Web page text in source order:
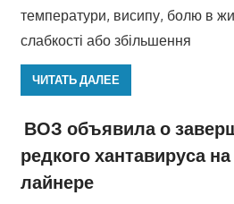
температури, висипу, болю в
слабкості або збільшення
ЧИТАТЬ ДАЛЕЕ
ВОЗ объявила о
редкого хантавируса
лайнере